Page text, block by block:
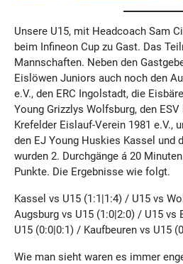
Unsere U15, mit Headcoach Sam
beim Infineon Cup zu Gast. Das
Mannschaften. Neben den
Eislöwen Juniors auch noch den
e.V., den ERC Ingolstadt, die
Young Grizzlys Wolfsburg, den
Krefelder Eislauf-Verein 1981 e.V.,
den EJ Young Huskies Kassel und
wurden 2. Durchgänge á 20
Punkte. Die Ergebnisse wie folgt.
Kassel vs U15 (1:1|1:4) / U15 vs
Augsburg vs U15 (1:0|2:0) / U15 vs
U15 (0:0|0:1) / Kaufbeuren vs U15
Wie man sieht waren es immer